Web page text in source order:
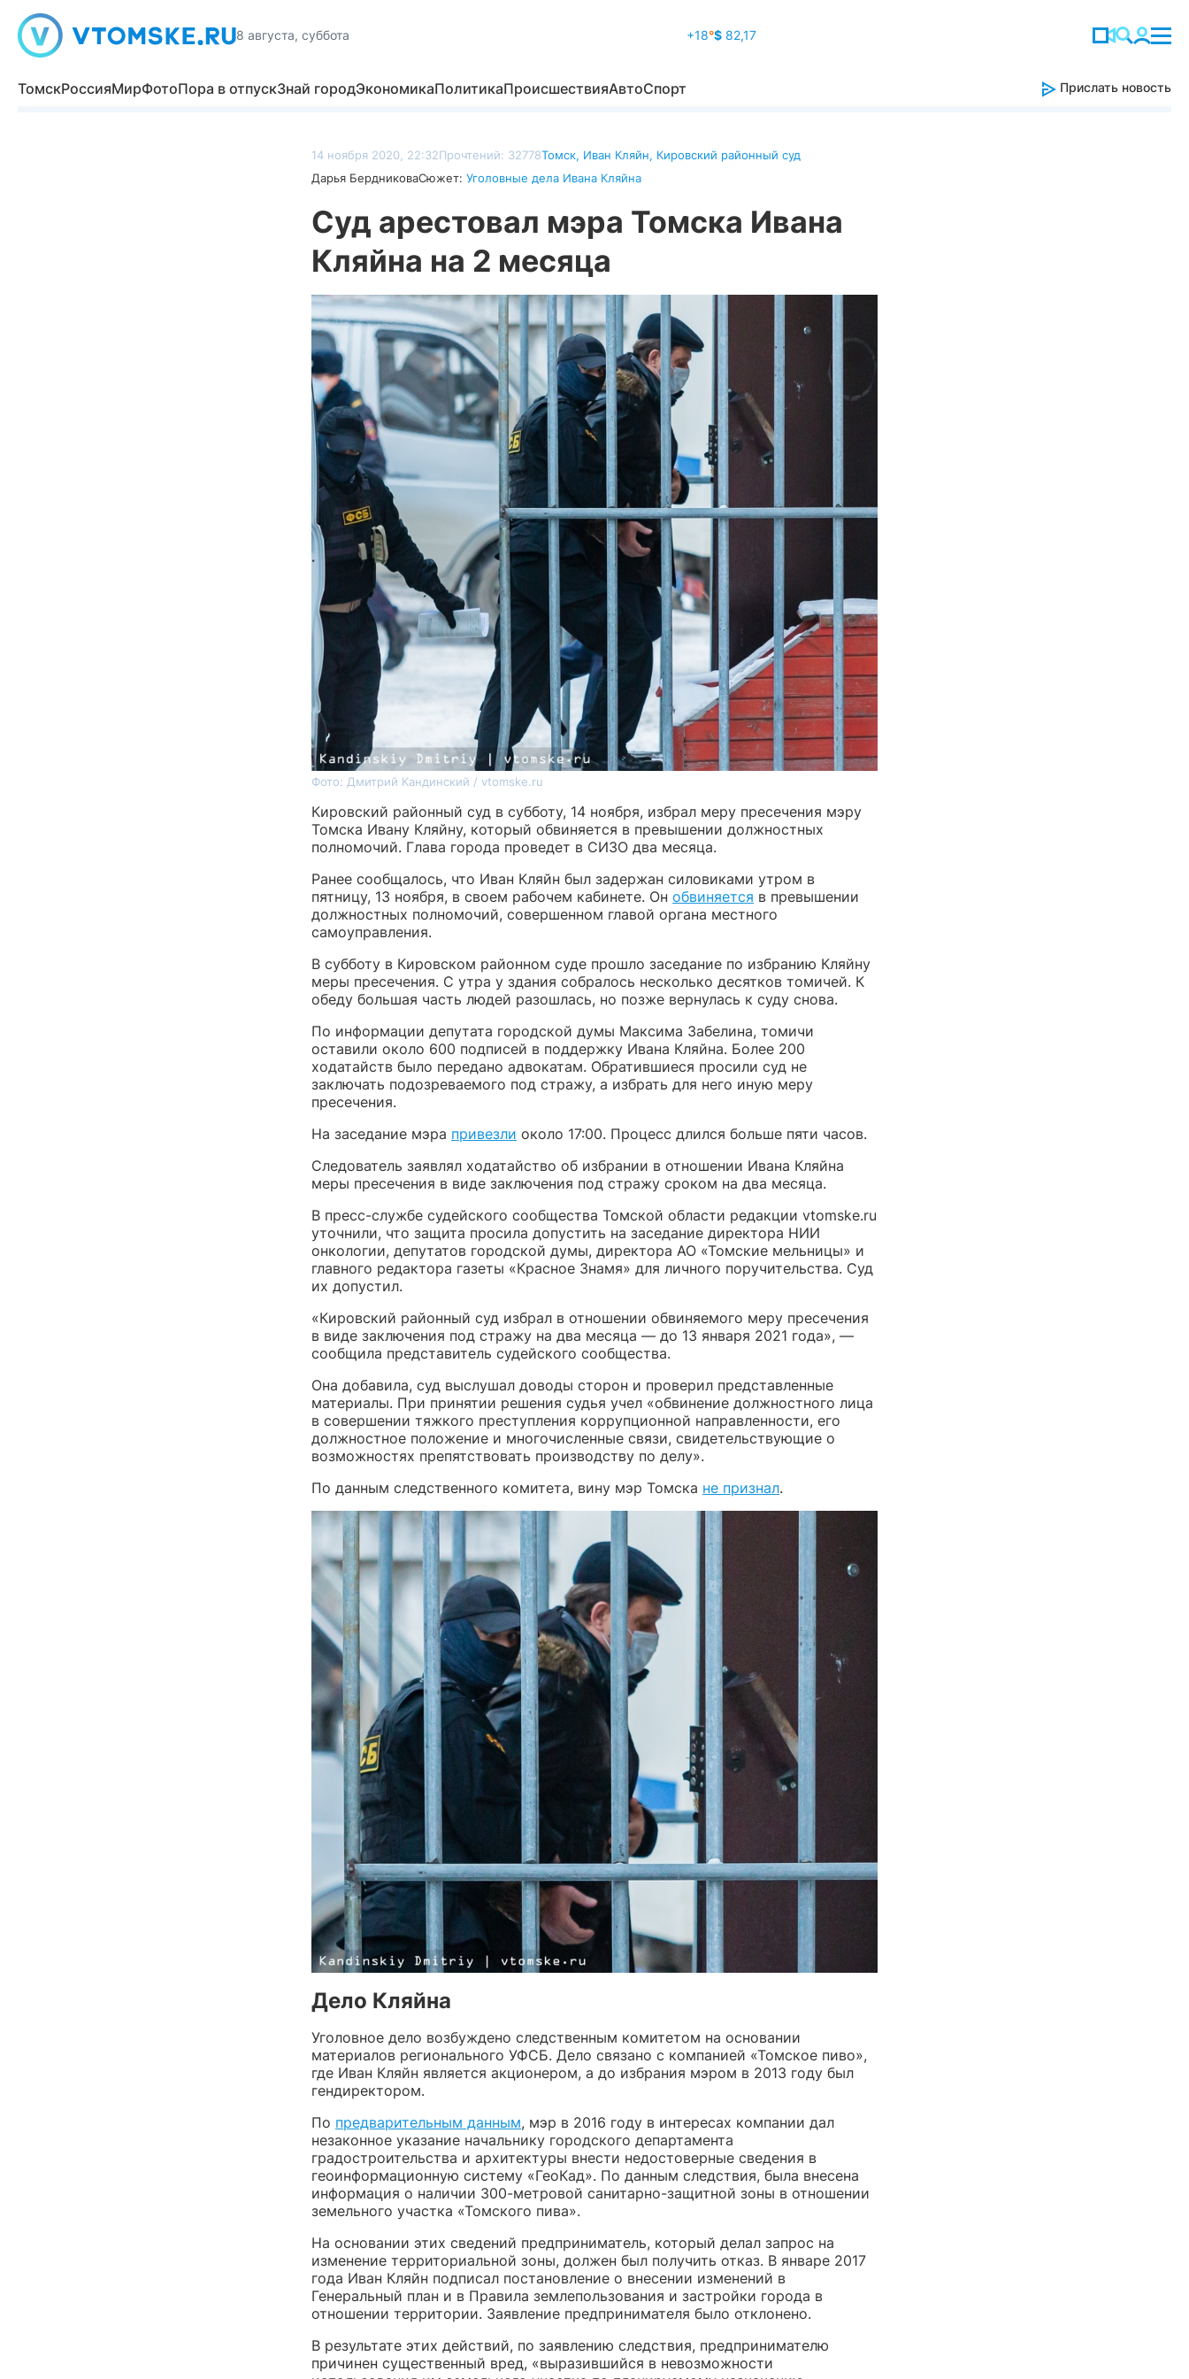
8 августа, суббота +18°$82,17
ТомскРоссияМирФотоПора в отпускЗнай городЭкономикаПолитикаПроисшествияАвтоСпорт Прислать новость
14 ноября 2020, 22:32Прочтений: 32778Томск, Иван Кляйн, Кировский районный суд
Дарья БердниковаСюжет: Уголовные дела Ивана Кляйна
Суд арестовал мэра Томска Ивана
Кляйна на 2 месяца
Фото: Дмитрий Кандинский / vtomske.ru
Кировский районный суд в субботу, 14 ноября, избрал меру пресечения мэру
Томска Ивану Кляйну, который обвиняется в превышении должностных
полномочий. Глава города проведет в СИЗО два месяца.
Ранее сообщалось, что Иван Кляйн был задержан силовиками утром в
пятницу, 13 ноября, в своем рабочем кабинете. Он обвиняется в превышении
должностных полномочий, совершенном главой органа местного
самоуправления.
В субботу в Кировском районном суде прошло заседание по избранию Кляйну
меры пресечения. С утра у здания собралось несколько десятков томичей. К
обеду большая часть людей разошлась, но позже вернулась к суду снова.
По информации депутата городской думы Максима Забелина, томичи
оставили около 600 подписей в поддержку Ивана Кляйна. Более 200
ходатайств было передано адвокатам. Обратившиеся просили суд не
заключать подозреваемого под стражу, а избрать для него иную меру
пресечения.
На заседание мэра привезли около 17:00. Процесс длился больше пяти часов.
Следователь заявлял ходатайство об избрании в отношении Ивана Кляйна
меры пресечения в виде заключения под стражу сроком на два месяца.
В пресс-службе судейского сообщества Томской области редакции vtomske.ru
уточнили, что защита просила допустить на заседание директора НИИ
онкологии, депутатов городской думы, директора АО «Томские мельницы» и
главного редактора газеты «Красное Знамя» для личного поручительства. Суд
их допустил.
«Кировский районный суд избрал в отношении обвиняемого меру пресечения
в виде заключения под стражу на два месяца — до 13 января 2021 года», —
сообщила представитель судейского сообщества.
Она добавила, суд выслушал доводы сторон и проверил представленные
материалы. При принятии решения судья учел «обвинение должностного лица
в совершении тяжкого преступления коррупционной направленности, его
должностное положение и многочисленные связи, свидетельствующие о
возможностях препятствовать производству по делу».
По данным следственного комитета, вину мэр Томска не признал.
Дело Кляйна
Уголовное дело возбуждено следственным комитетом на основании
материалов регионального УФСБ. Дело связано с компанией «Томское пиво»,
где Иван Кляйн является акционером, а до избрания мэром в 2013 году был
гендиректором.
По предварительным данным, мэр в 2016 году в интересах компании дал
незаконное указание начальнику городского департамента
градостроительства и архитектуры внести недостоверные сведения в
геоинформационную систему «ГеоКад». По данным следствия, была внесена
информация о наличии 300-метровой санитарно-защитной зоны в отношении
земельного участка «Томского пива».
На основании этих сведений предприниматель, который делал запрос на
изменение территориальной зоны, должен был получить отказ. В январе 2017
года Иван Кляйн подписал постановление о внесении изменений в
Генеральный план и в Правила землепользования и застройки города в
отношении территории. Заявление предпринимателя было отклонено.
В результате этих действий, по заявлению следствия, предпринимателю
причинен существенный вред, «выразившийся в невозможности